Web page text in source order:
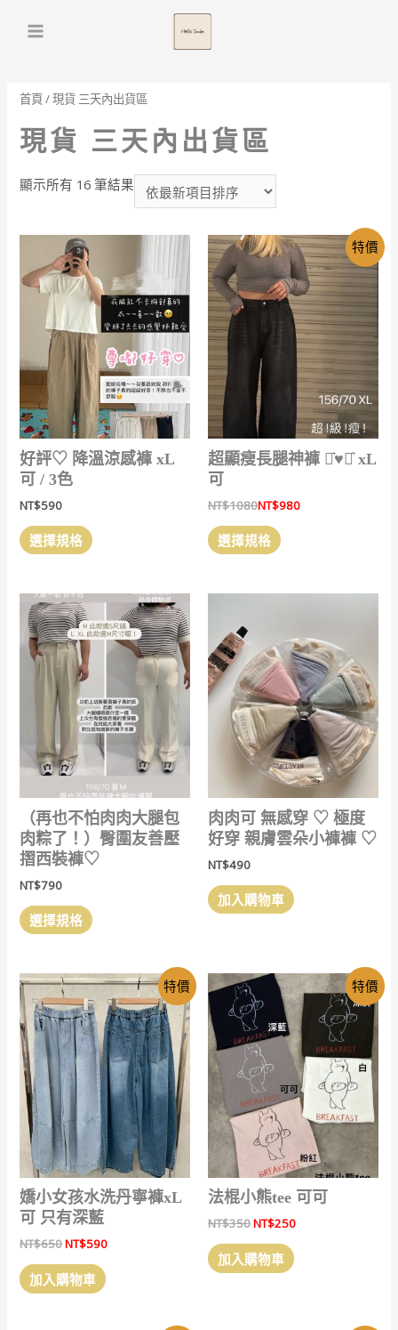
Main
首頁/ 現貨 三天內出貨區
現貨 三天內出貨區
顯示所有 16 筆結果
最
目
排
序
好評‎♡ 降溫涼感褲 xL
可 / 3色
NT$590
選擇規格 產
有
種
在
產
品
頁
面
選
擇
選
特價
超顯瘦長腿神褲 ⋆͛♥︎⋆͛ xL
可
NT$1080NT$980
選擇規格 產
有
款
式。
可
在
產
品
頁
面
選
擇
（再也不怕肉肉大腿包
肉粽了！）臀圍友善壓
摺西裝褲♡
NT$790
選擇規格 產
有
多
種
款
式。
可
在
產
品
頁
面
選
擇
選
肉肉可 無感穿 ‎♡ 極度
好穿 親膚雲朵小褲褲 ‎♡
NT$490
加入購物車
特價
嬌小女孩水洗丹寧褲xL
可 只有深藍
NT$650原
價
格：
NT$590目
加入購物車
特價
法棍小熊tee 可可
NT$350原
價
格：
NT$250目
加入購物車